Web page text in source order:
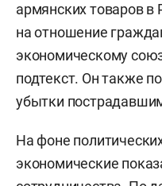
армянских товаров
на отношение
экономическому
подтекст. Он также
убытки
На фоне
экономические